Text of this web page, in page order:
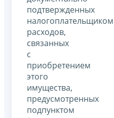
подтвержденных
налогоплательщиком
расходов,
связанных
с
приобретением
этого
имущества,
предусмотренных
подпунктом